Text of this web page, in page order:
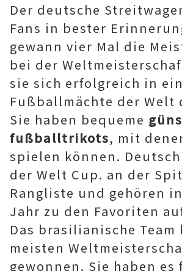
Der deutsche
Fans in bester
gewann vier Mal die
bei der
sie sich erfolgreich in
Fußballmächte der Welt
Sie haben bequeme
fußballtrikots, mit
spielen können.
der Welt Cup. an der
Rangliste und gehören
Jahr zu den Favoriten
Das brasilianische Team
meisten
gewonnen. Sie haben es